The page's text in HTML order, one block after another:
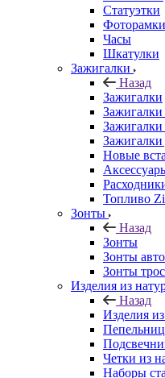
Статуэтки
Фоторамки
Часы
Шкатулки
Зажигалки
Назад
Зажигалки
Зажигалки
Новые
Топливо
Зонты
Назад
Зонты
Зонты
Зонты
Изделия из
Назад
Изделия
Четки из
Наборы